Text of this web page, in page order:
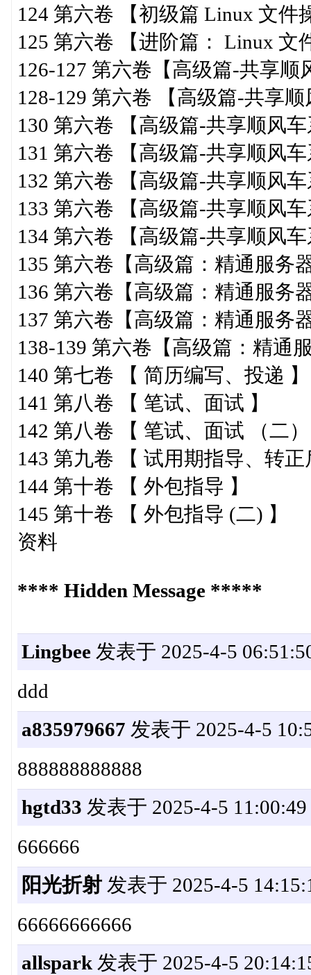
124 第六卷 【初级篇 Linux 文件
125 第六卷 【进阶篇： Linux 文
126-127 第六卷【高级篇-共享顺
128-129 第六卷 【高级篇-共享
130 第六卷 【高级篇-共享顺风
131 第六卷 【高级篇-共享顺风
132 第六卷 【高级篇-共享顺风
133 第六卷 【高级篇-共享顺风
134 第六卷 【高级篇-共享顺风
135 第六卷【高级篇：精通服务
136 第六卷【高级篇：精通服务
137 第六卷【高级篇：精通服务
138-139 第六卷【高级篇：精通
140 第七卷 【 简历编写、投递 】
141 第八卷 【 笔试、面试 】
142 第八卷 【 笔试、面试 （二
143 第九卷 【 试用期指导、转
144 第十卷 【 外包指导 】
145 第十卷 【 外包指导 (二) 】
资料
**** Hidden Message *****
Lingbee发表于 2025-4-5
ddd
a835979667 发表于 2025-4-5
888888888888
hgtd33 发表于 2025-4-5 11:00:49
666666
阳光折射发表于 2025-4-5
66666666666
allspark发表于 2025-4-5